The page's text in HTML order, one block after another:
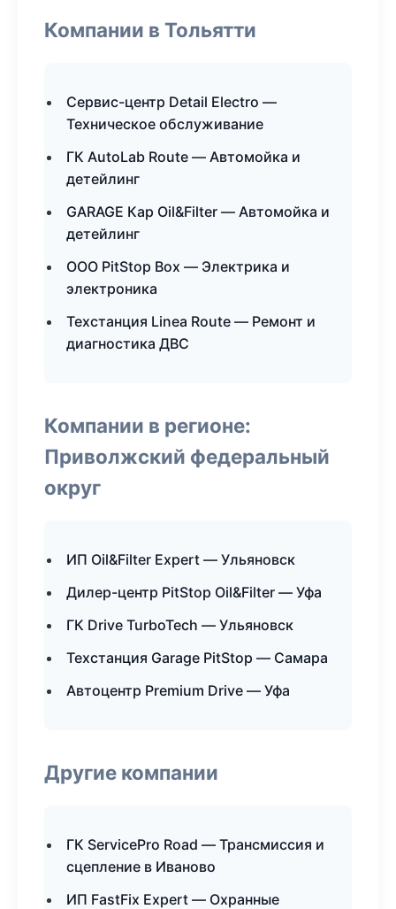
Компании в Тольятти
Сервис-центр Detail Electro —
Техническое обслуживание
ГК AutoLab Route — Автомойка и
детейлинг
GARAGE Кар Oil&Filter — Автомойка и
детейлинг
ООО PitStop Box — Электрика и
электроника
Техстанция Linea Route — Ремонт и
диагностика ДВС
Компании в регионе:
Приволжский федеральный
округ
ИП Oil&Filter Expert — Ульяновск
Дилер-центр PitStop Oil&Filter — Уфа
ГК Drive TurboTech — Ульяновск
Техстанция Garage PitStop — Самара
Автоцентр Premium Drive — Уфа
Другие компании
ГК ServicePro Road — Трансмиссия и
сцепление в Иваново
ИП FastFix Expert — Охранные